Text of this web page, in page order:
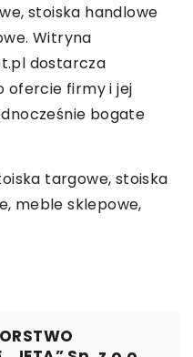
stoiska handlowe
Witryna
dostarcza
ofercie firmy i jej
bogate
targowe, stoiska
meble sklepowe,